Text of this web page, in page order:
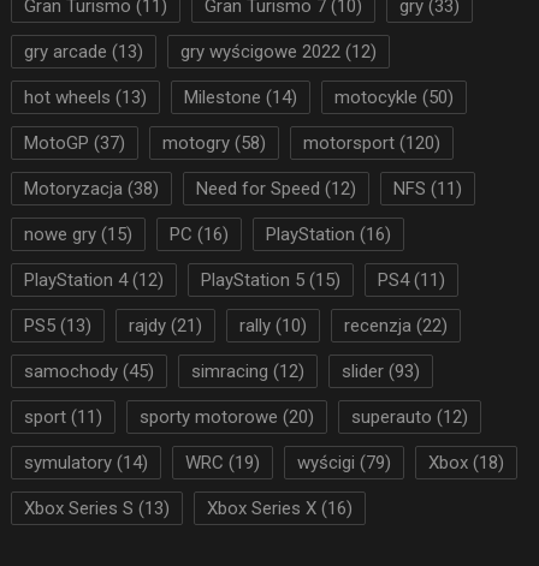
Gran Turismo (11) Gran Turismo 7(10) gry(33)
gry arcade (13) gry wyścigowe 2022(12)
hot wheels (13) Milestone (14) motocykle (50)
MotoGP (37) motogry(58) motorsport(120)
Motoryzacja(38) Need for Speed (12) NFS (11)
nowe gry(15) PC (16) PlayStation (16)
PlayStation 4(12) PlayStation 5(15) PS4(11)
PS5(13) rajdy(21) rally(10) recenzja(22)
samochody(45) simracing (12) slider(93)
sport(11) sporty motorowe (20) superauto (12)
symulatory(14) WRC (19) wyścigi (79) Xbox(18)
Xbox Series S (13) Xbox Series X(16)